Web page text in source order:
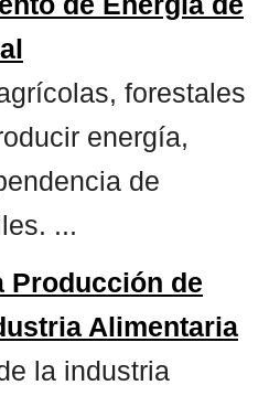
forestales
energía,
de
...
Producción de
Alimentaria
la industria